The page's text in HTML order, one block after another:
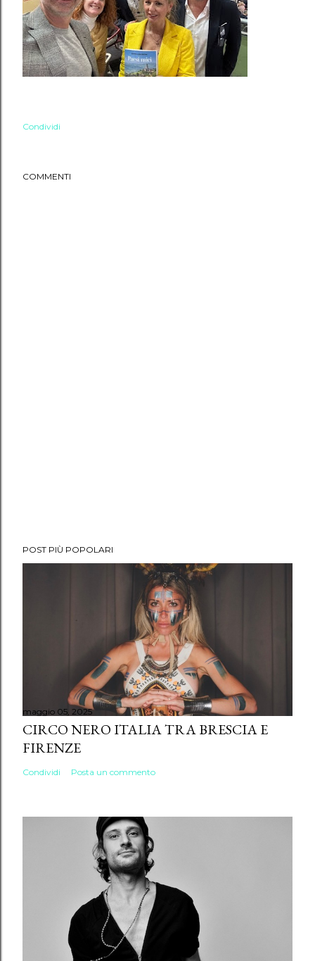
Condividi
COMMENTI
POST PIÙ POPOLARI
maggio 05, 2025
CIRCO NERO ITALIA TRA BRESCIA E
FIRENZE
Condividi Posta un commento